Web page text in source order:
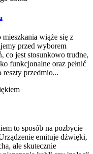
mieszkania wiąże się z
przed wyborem
co jest stosunkowo trudne,
funkcjonalne oraz pełnić
reszty przedmio...
to sposób na pozbycie
emituje dźwięki,
ale skutecznie